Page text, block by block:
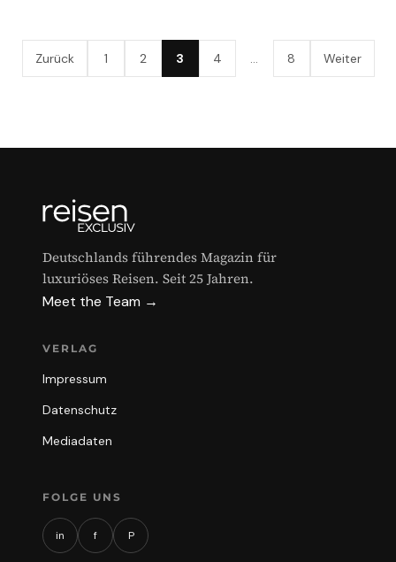
Zurück 1 2 3 4 8 Weiter
Deutschlands führendes Magazin für
luxuriöses Reisen. Seit 25 Jahren.
Meet the Team →
VERLAG
Impressum
Datenschutz
Mediadaten
FOLGE UNS
in f P